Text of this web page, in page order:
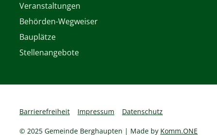
Veranstaltungen
Behörden-Wegweiser
Bauplätze
Stellenangebote
Barrierefreiheit Impressum Datenschutz
© 2025 Gemeinde Berghaupten | Made by Komm.ONE